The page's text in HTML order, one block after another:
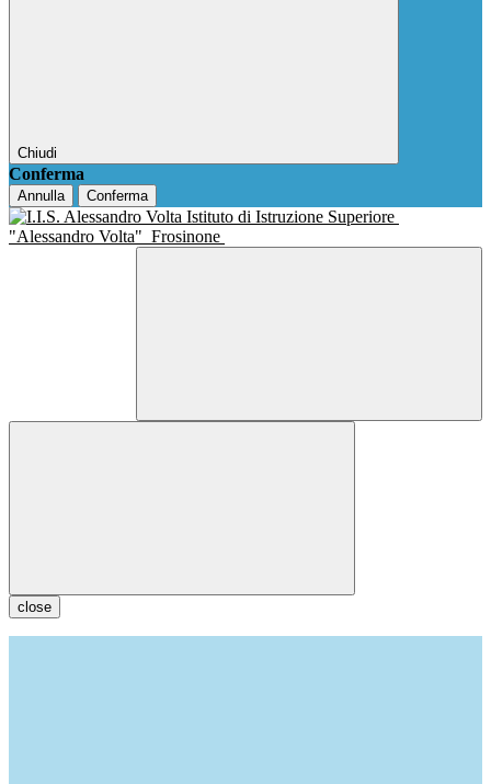
Chiudi
Conferma
Annulla Conferma
Istituto di Istruzione Superiore
"Alessandro Volta" Frosinone
close